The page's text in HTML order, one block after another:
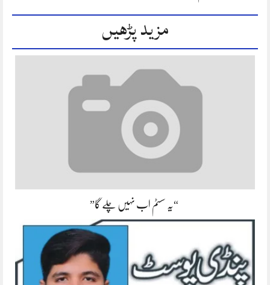
مزید پڑھیں
“یہ سسٹم اب نہیں چلے گا”